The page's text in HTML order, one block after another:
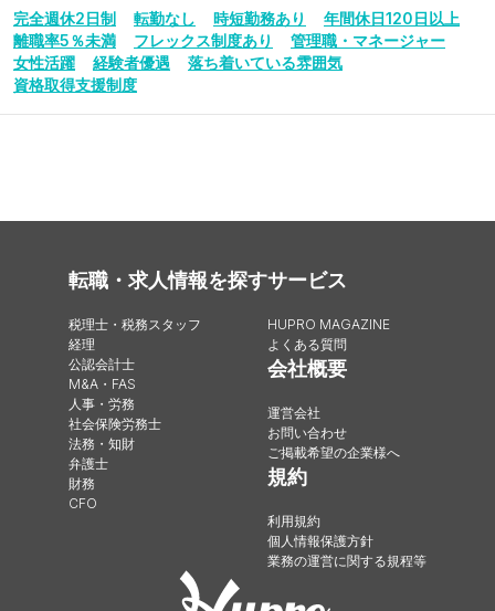
完全週休2日制 転勤なし 時短勤務あり
年間休日120日以上
離職率5％未満
フレックス制度あり
管理職・マネージャー
女性活躍
経験者優遇
落ち着いている雰囲気
資格取得支援制度
転職・求人情報を探す
税理士・税務スタッフ
経理
公認会計士
M&A・FAS
人事・労務
社会保険労務士
法務・知財
弁護士
財務
CFO
サービス
HUPRO MAGAZINE
よくある質問
会社概要
運営会社
お問い合わせ
ご掲載希望の企業様へ
規約
利用規約
個人情報保護方針
業務の運営に関する規程等